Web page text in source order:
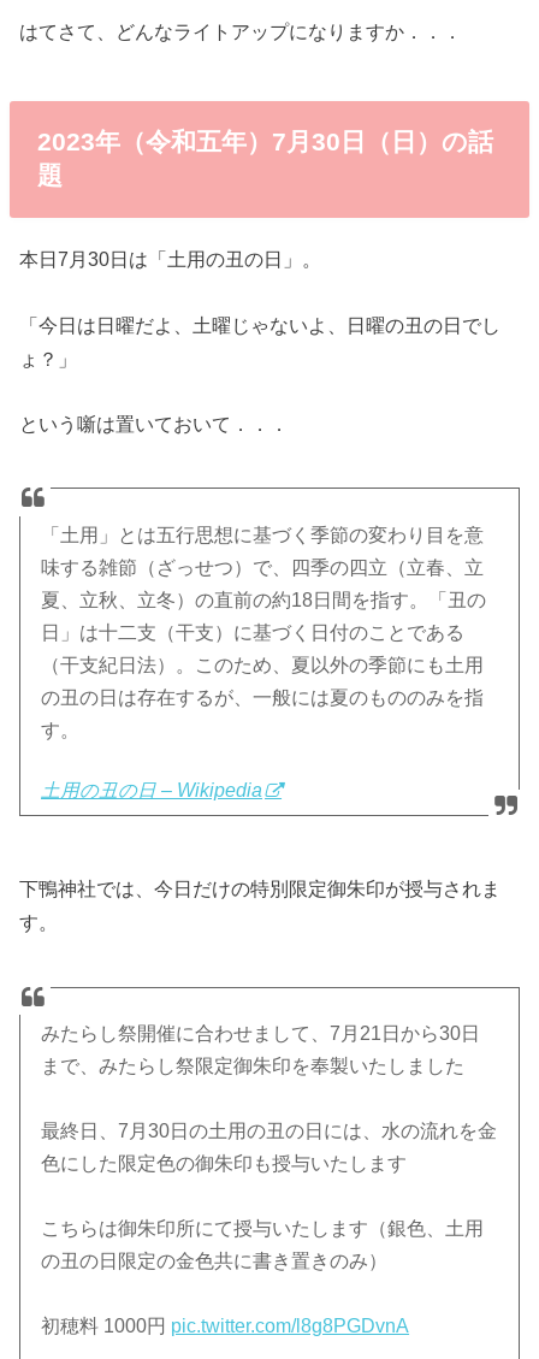
はてさて、どんなライトアップになりますか．．．
2023年（令和五年）7月30日（日）の話
題
本日7月30日は「土用の丑の日」。
「今日は日曜だよ、土曜じゃないよ、日曜の丑の日でし
ょ？」
という噺は置いておいて．．．
「土用」とは五行思想に基づく季節の変わり目を意
味する雑節（ざっせつ）で、四季の四立（立春、立
夏、立秋、立冬）の直前の約18日間を指す。「丑の
日」は十二支（干支）に基づく日付のことである
（干支紀日法）。このため、夏以外の季節にも土用
の丑の日は存在するが、一般には夏のもののみを指
す。
土用の丑の日 – Wikipedia
下鴨神社では、今日だけの特別限定御朱印が授与されま
す。
みたらし祭開催に合わせまして、7月21日から30日
まで、みたらし祭限定御朱印を奉製いたしました
最終日、7月30日の土用の丑の日には、水の流れを金
色にした限定色の御朱印も授与いたします
こちらは御朱印所にて授与いたします（銀色、土用
の丑の日限定の金色共に書き置きのみ）
初穂料 1000円 pic.twitter.com/l8g8PGDvnA